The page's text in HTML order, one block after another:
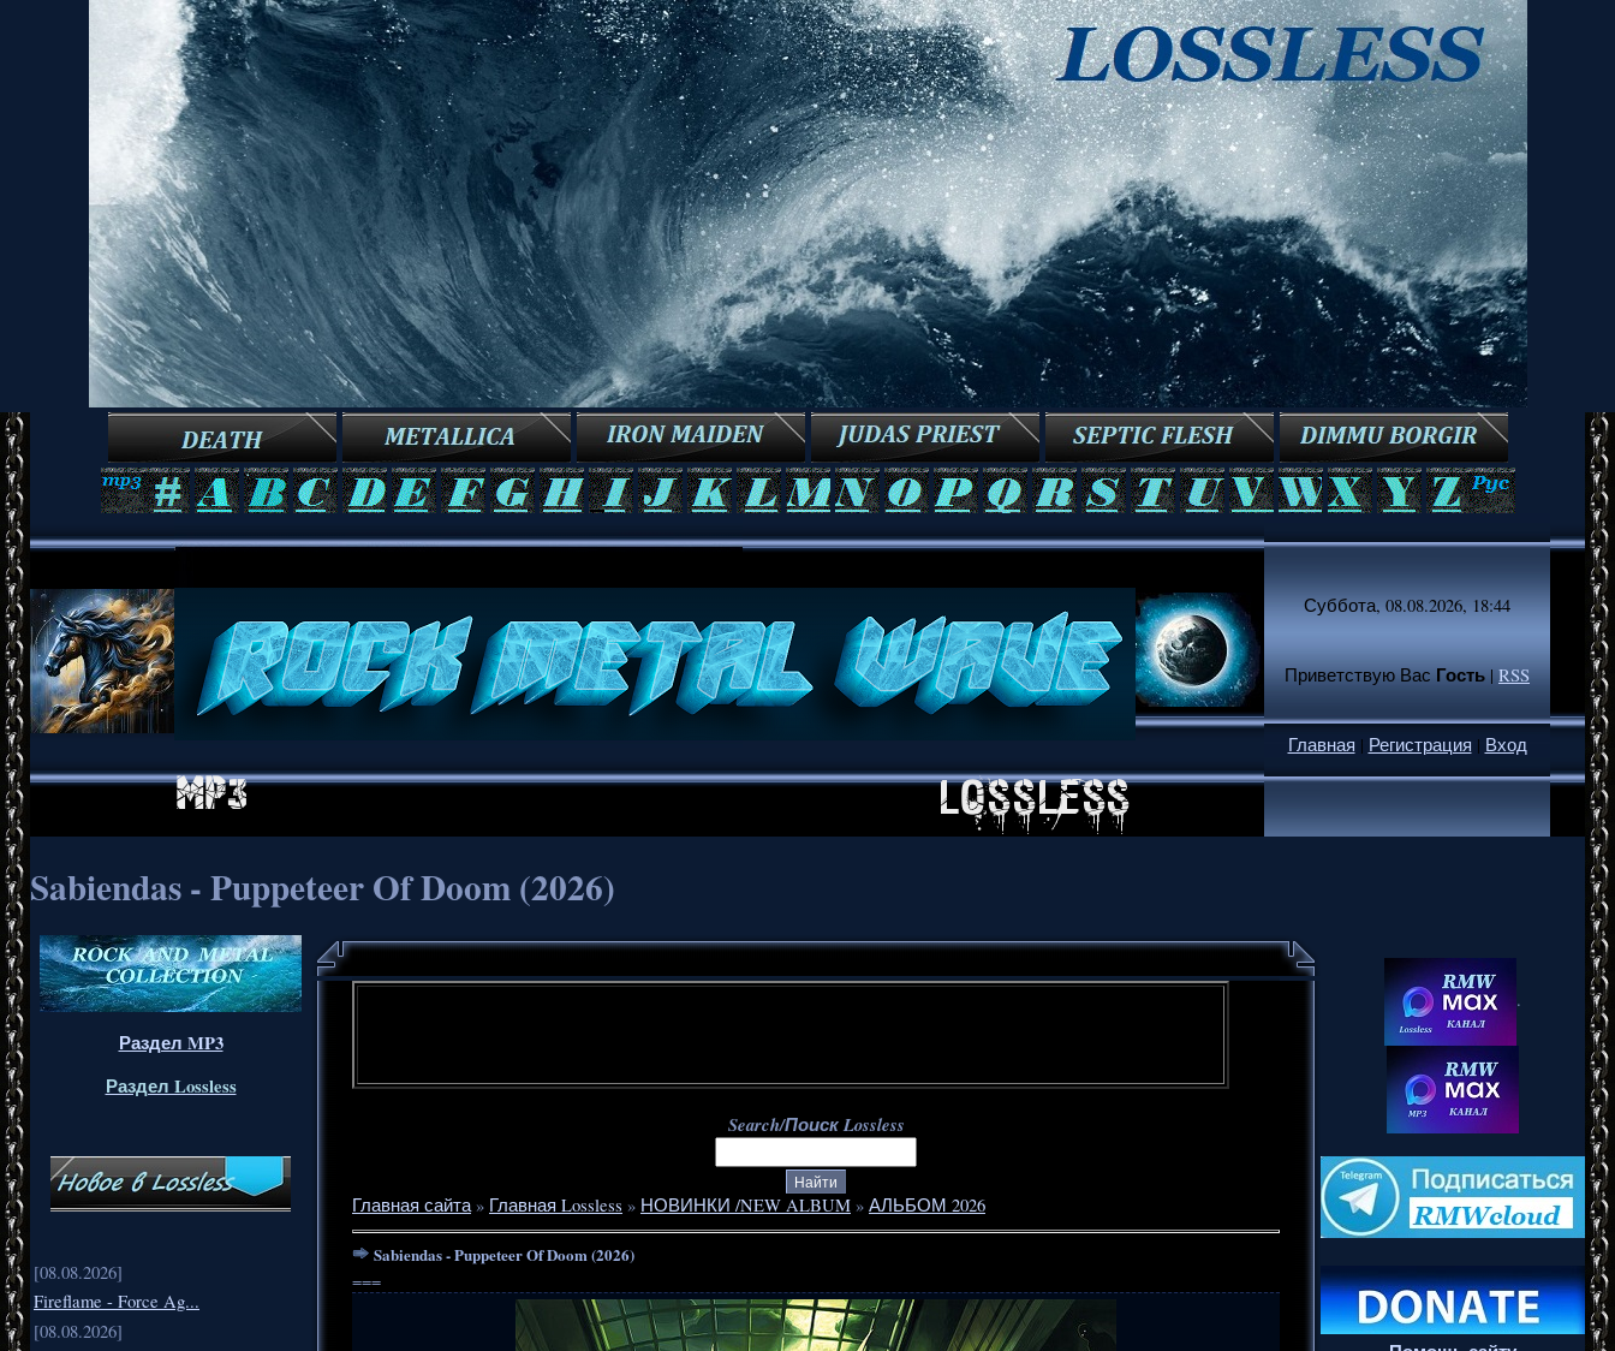
Суббота, 08.08.2026, 18:44
Приветствую Вас Гость|RSS
Главная | Регистрация | Вход
Sabiendas - Puppeteer Of Doom (2026)
Раздел MP3
Раздел Lossless
[08.08.2026]
Fireflame - Force Ag...
[08.08.2026]
Search/Поиск Lossless
Главная сайта» Главная Lossless » НОВИНКИ /NEW ALBUM » АЛЬБОМ 2026
Sabiendas - Puppeteer Of Doom (2026)
===
.